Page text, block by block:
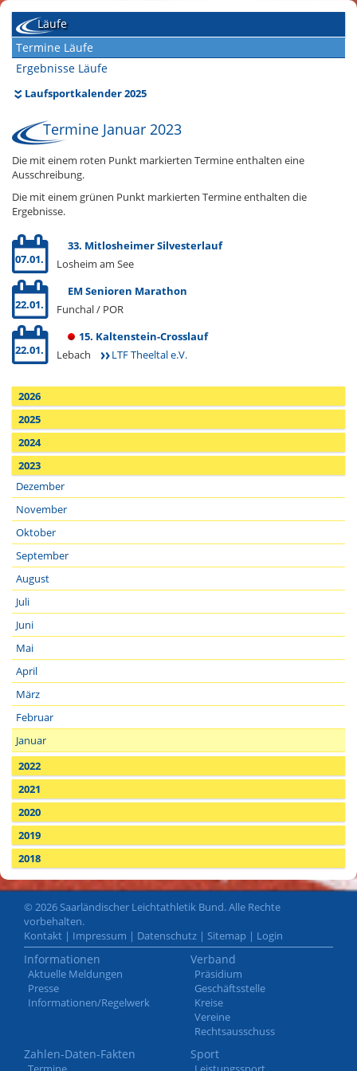
Läufe
Termine Läufe
Ergebnisse Läufe
Laufsportkalender 2025
Termine Januar 2023
Die mit einem roten Punkt markierten Termine enthalten eine
Ausschreibung.
Die mit einem grünen Punkt markierten Termine enthalten die
Ergebnisse.
33. Mitlosheimer Silvesterlauf
07.01.
Losheim am See
EM Senioren Marathon
22.01.
Funchal / POR
15. Kaltenstein-Crosslauf
22.01.
Lebach LTF Theeltal e.V.
2026
2025
2024
2023
Dezember
November
Oktober
September
August
Juli
Juni
Mai
April
März
Februar
Januar
2022
2021
2020
2019
2018
© 2026 Saarländischer Leichtathletik Bund. Alle Rechte
vorbehalten.
Kontakt | Impressum | Datenschutz | Sitemap | Login
Informationen
Aktuelle Meldungen
Presse
Informationen/Regelwerk
Verband
Präsidium
Geschäftsstelle
Kreise
Vereine
Rechtsausschuss
Zahlen-Daten-Fakten Sport